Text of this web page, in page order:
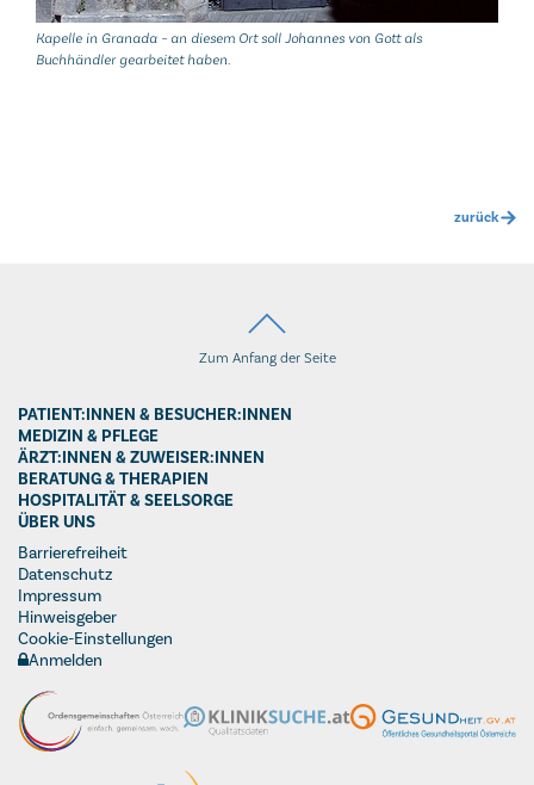
Kapelle in Granada – an diesem Ort soll Johannes von Gott als
Buchhändler gearbeitet haben.
zurück
Zum Anfang der Seite
PATIENT:INNEN & BESUCHER:INNEN
MEDIZIN & PFLEGE
ÄRZT:INNEN & ZUWEISER:INNEN
BERATUNG & THERAPIEN
HOSPITALITÄT & SEELSORGE
ÜBER UNS
Barrierefreiheit
Datenschutz
Impressum
Hinweisgeber
Cookie-Einstellungen
Anmelden